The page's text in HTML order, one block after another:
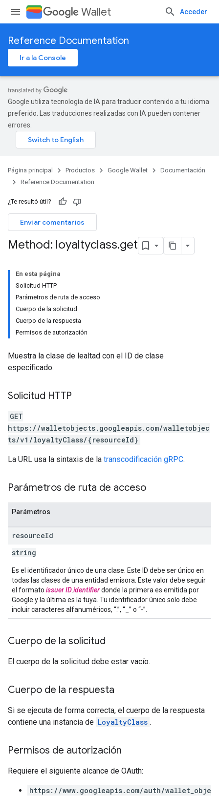
Wallet Acceder
Reference Documentation
Ir a la Console
Google utiliza tecnología de IA para traducir contenido a tu idioma
preferido. Las traducciones realizadas con IA pueden contener
errores.
Página principal Productos Google Wallet
Documentación
Reference Documentation
¿Te resultó útil?
Enviar comentarios
Method: loyaltyclass.get
En esta página
Solicitud HTTP
Parámetros de ruta de acceso
Cuerpo de la solicitud
Cuerpo de la respuesta
Permisos de autorización
Muestra la clase de lealtad con el ID de clase
especificado.
Solicitud HTTP
GET
https://walletobjects.googleapis.com/walletobjec
ts/v1/loyaltyClass/{resourceId}
La URL usa la sintaxis de la transcodificación gRPC.
Parámetros de ruta de acceso
Parámetros
resourceId
string
Es el identificador único de una clase. Este ID debe ser único en
todas las clases de una entidad emisora. Este valor debe seguir
el formato issuer IDidentifierdonde la primera es emitida por
Google y la última es la tuya. Tu identificador único solo debe
incluir caracteres alfanuméricos, “.”, “_” o “-”.
Cuerpo de la solicitud
El cuerpo de la solicitud debe estar vacío.
Cuerpo de la respuesta
Si se ejecuta de forma correcta, el cuerpo de la respuesta
contiene una instancia de LoyaltyClass .
Permisos de autorización
Requiere el siguiente alcance de OAuth:
https://www.googleapis.com/auth/wallet_obje